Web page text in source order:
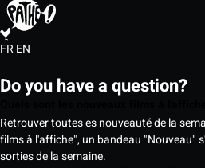
FREN
Do you have a question?
Retrouver toutes es nouveauté de la
films à l'affiche", un bandeau "Nouveau"
sorties de la semaine.